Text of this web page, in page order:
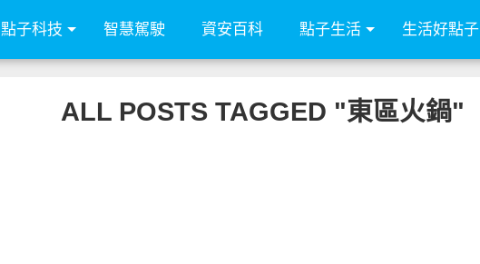
點子科技 智慧駕駛 資安百科 點子生活 生活好點子
ALL POSTS TAGGED "東區火鍋"